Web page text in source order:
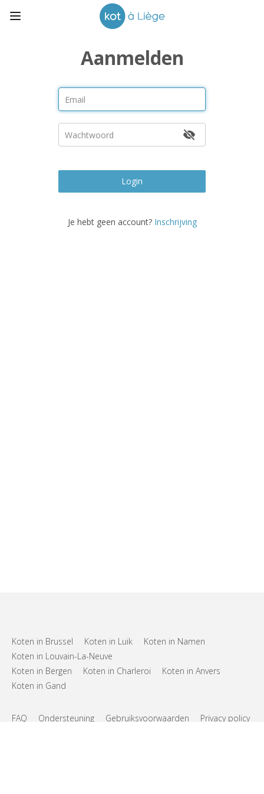
Aanmelden
Login
Je hebt geen account? Inschrijving
Koten in Brussel Koten in Luik
Koten in Namen
Koten in Louvain-La-Neuve
Koten in Bergen
Koten in Charleroi
Koten in Anvers
Koten in Gand
FAQ Ondersteuning Gebruiksvoorwaarden Privacy policy